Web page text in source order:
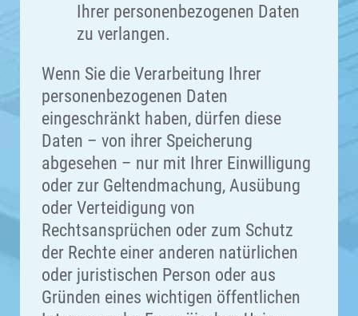
Ihrer personenbezogenen Daten
zu verlangen.
Wenn Sie die Verarbeitung Ihrer
personenbezogenen Daten
eingeschränkt haben, dürfen diese
Daten – von ihrer Speicherung
abgesehen – nur mit Ihrer Einwilligung
oder zur Geltendmachung, Ausübung
oder Verteidigung von
Rechtsansprüchen oder zum Schutz
der Rechte einer anderen natürlichen
oder juristischen Person oder aus
Gründen eines wichtigen öffentlichen